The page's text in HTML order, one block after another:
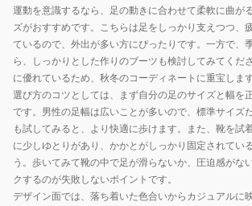
運動を意識するなら、足の動きに合わせて柔軟に曲が
ズがおすすめです。こちらは足をしっかり支えつつ、
ているので、外出が多い方にぴったりです。一方で、
ら、しっかりとした作りのブーツも検討してみてくだ
に優れているため、秋冬のコーディネートに重宝します
選び方のコツとしては、まず自分の足のサイズと幅を
です。男性の足幅は広いことが多いので、標準サイズ
も試してみると、より快適に歩けます。また、靴を試
に少しゆとりがあり、かかとがしっかり固定されてい
う。歩いてみて靴の中で足が滑らないか、圧迫感がな
クするのが失敗しないポイントです。
デザイン面では、落ち着いた色合いからカジュアルに